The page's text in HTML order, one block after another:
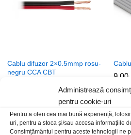
Administrează
pentru cookie-uri
Pentru a oferi cea mai bună experiență,
uri, pentru a stoca și/sau accesa informațiile
Consimțământul pentru aceste tehnologii ne
Cablu difuzor 2×0.5mmp rosu-
negru CCA CBT
9,00